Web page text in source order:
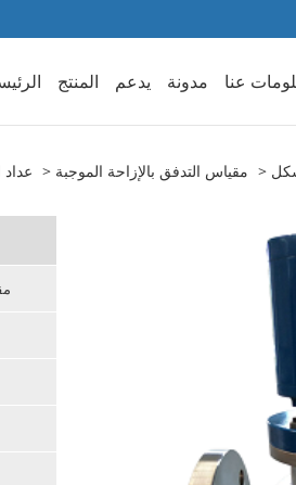
المنتج يدعم مدونة عنا
عداد مقياس التدفق بالإزاحة الموجبة